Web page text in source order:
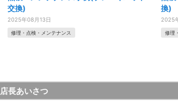
交換)
2025年08月13日
修理・点検・メンテナンス
換)
2025
修理
店長あいさつ